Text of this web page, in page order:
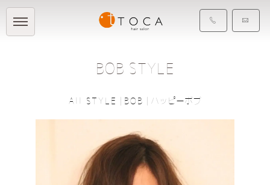
BOB STYLE
All STYLE BOB ハッピーボブ